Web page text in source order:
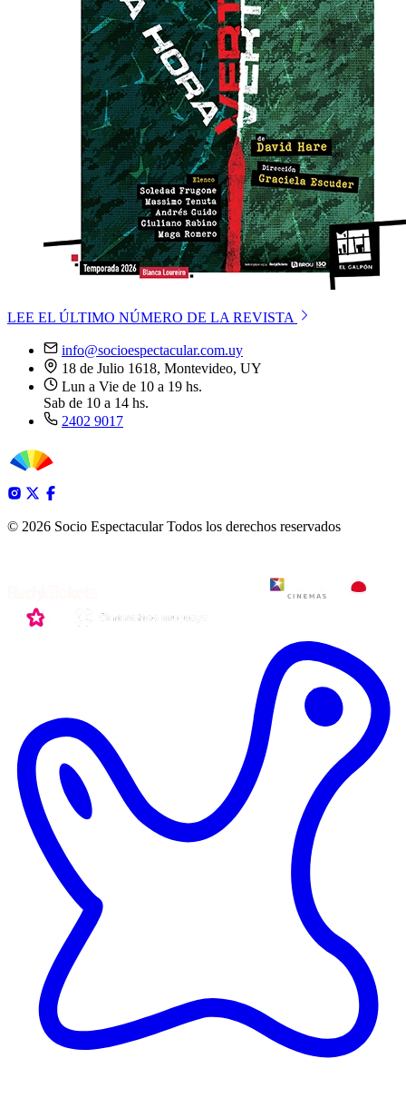
LEE EL ÚLTIMO NÚMERO DE LA REVISTA
info@socioespectacular.com.uy
18 de Julio 1618, Montevideo, UY
Lun a Vie de 10 a 19 hs.
Sab de 10 a 14 hs.
2402 9017
© 2026 Socio Espectacular Todos los derechos reservados